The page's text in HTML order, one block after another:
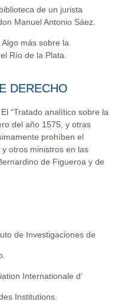
biblioteca de un jurista
Manuel Antonio Sáez.
Algo más sobre la
Río de la Plata.
DERECHO
, El “Tratado analítico sobre la
del año 1575, y otras
prohíben el
otros ministros en las
de Figueroa y de
de Investigaciones de
Internationale d’
Institutions.